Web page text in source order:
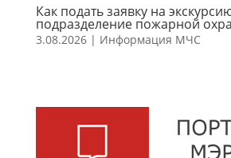
Как подать заявку на
подразделение пожарной
3.08.2026| Информация МЧС